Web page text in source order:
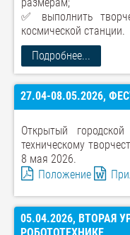
✅ выполнить
космической станции.
Подробнее...
27.04-08.05.2026,
Открытый
техническому
8 мая 2026.
Положение
05.04.2026, ВТОРАЯ